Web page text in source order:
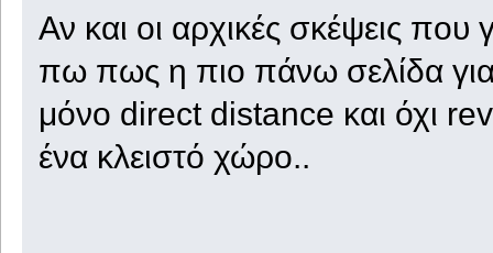
Αν και οι αρχικές σκέψεις
πω πως η πιο πάνω σελίδα
μόνο direct distance και όχι
ένα κλειστό χώρο..